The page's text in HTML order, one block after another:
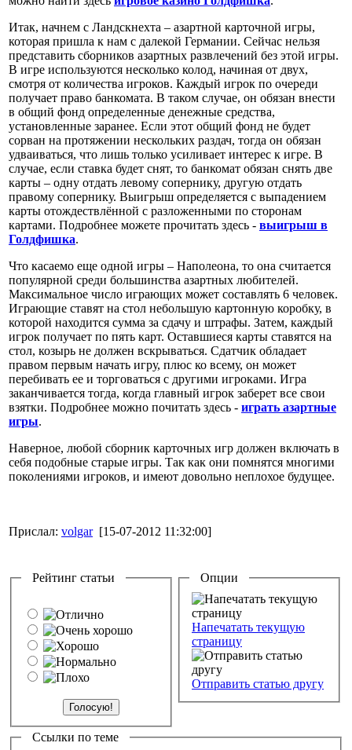
Итак, начнем с Ландскнехта – азартной карточной игры,
которая пришла к нам с далекой Германии. Сейчас нельзя
представить сборников азартных развлечений без этой игры.
В игре используются несколько колод, начиная от двух,
смотря от количества игроков. Каждый игрок по очереди
получает право банкомата. В таком случае, он обязан внести
в общий фонд определенные денежные средства,
установленные заранее. Если этот общий фонд не будет
сорван на протяжении нескольких раздач, тогда он обязан
удваиваться, что лишь только усиливает интерес к игре. В
случае, если ставка будет снят, то банкомат обязан снять две
карты – одну отдать левому сопернику, другую отдать
правому сопернику. Выигрыш определяется с выпадением
карты отождествлённой с разложенными по сторонам
картами. Подробнее можете прочитать здесь - выигрыш в
Голдфишка.
Что касаемо еще одной игры – Наполеона, то она считается
популярной среди большинства азартных любителей.
Максимальное число играющих может составлять 6 человек.
Играющие ставят на стол небольшую картонную коробку, в
которой находится сумма за сдачу и штрафы. Затем, каждый
игрок получает по пять карт. Оставшиеся карты ставятся на
стол, козырь не должен вскрываться. Сдатчик обладает
правом первым начать игру, плюс ко всему, он может
перебивать ее и торговаться с другими игроками. Игра
заканчивается тогда, когда главный игрок заберет все свои
взятки. Подробнее можно почитать здесь - играть азартные
игры.
Наверное, любой сборник карточных игр должен включать в
себя подобные старые игры. Так как они помнятся многими
поколениями игроков, и имеют довольно неплохое будущее.
Прислал: volgar [15-07-2012 11:32:00]
Рейтинг статьи Опции
Напечатать текущую
страницу
Отправить статью другу
Ссылки по теме